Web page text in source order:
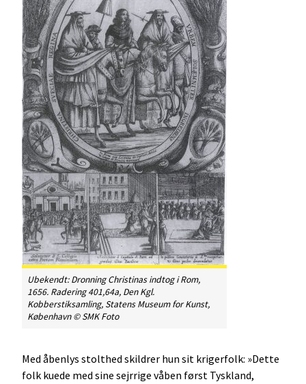
Ubekendt:Dronning Christinas indtog i Rom,
1656. Radering 401,64a, Den Kgl.
Kobberstiksamling, Statens Museum for Kunst,
København © SMK Foto
Med åbenlys stolthed skildrer hun sit krigerfolk: »Dette
folk kuede med sine sejrrige våben først Tyskland,